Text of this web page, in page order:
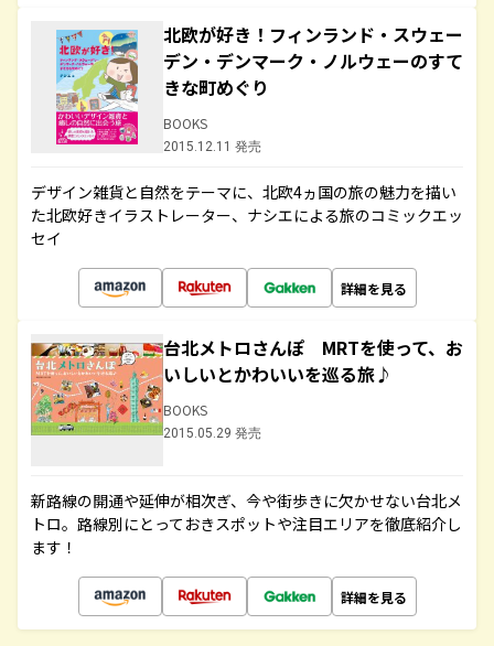
北欧が好き！フィンランド・スウェー
デン・デンマーク・ノルウェーのすて
きな町めぐり
BOOKS
2015.12.11 発売
デザイン雑貨と自然をテーマに、北欧4ヵ国の旅の魅力を描い
た北欧好きイラストレーター、ナシエによる旅のコミックエッ
セイ
詳細を見る
台北メトロさんぽ MRTを使って、お
いしいとかわいいを巡る旅♪
BOOKS
2015.05.29 発売
新路線の開通や延伸が相次ぎ、今や街歩きに欠かせない台北メ
トロ。路線別にとっておきスポットや注目エリアを徹底紹介し
ます！
詳細を見る